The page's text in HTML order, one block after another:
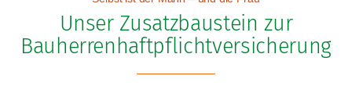
Unser Zusatzbaustein zur
Bauherrenhaftpflichtversicherung